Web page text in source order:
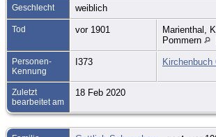
Geschlecht weiblich
Tod vor 1901
Marienthal,
Pommern
Personen-
Kennung
I373 Kirchenbuch
Zuletzt
bearbeitet am
18 Feb 2020